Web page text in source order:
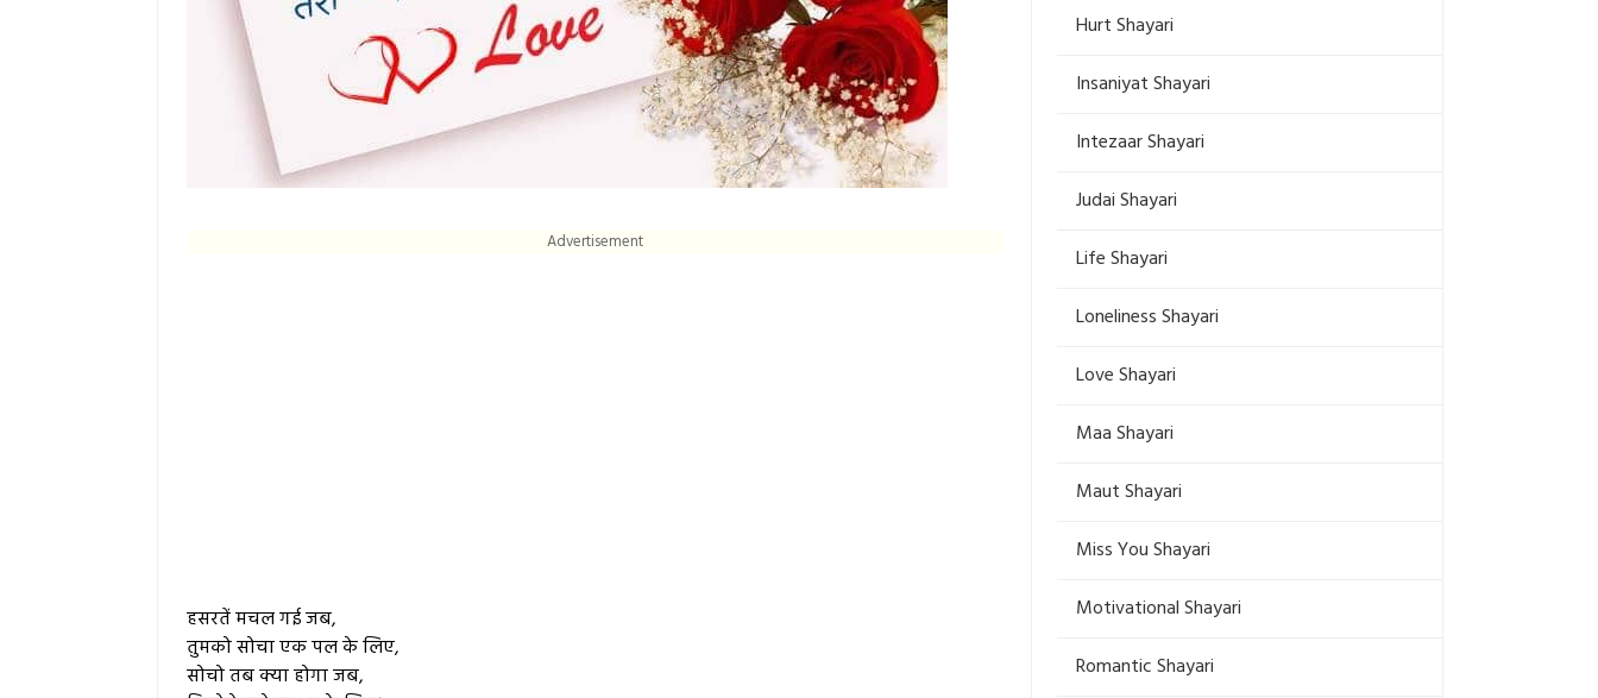
Advertisement
हसरतें मचल गई जब,
तुमको सोचा एक पल के लिए,
सोचो तब क्या होगा जब,
Hurt Shayari
Insaniyat Shayari
Intezaar Shayari
Judai Shayari
Life Shayari
Loneliness Shayari
Love Shayari
Maa Shayari
Maut Shayari
Miss You Shayari
Motivational Shayari
Romantic Shayari